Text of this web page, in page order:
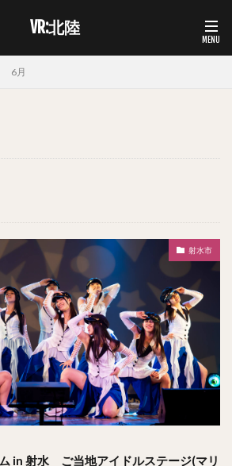
VR:北陸
6月
射水市
in 射水 ご当地アイドルステージ(マリ